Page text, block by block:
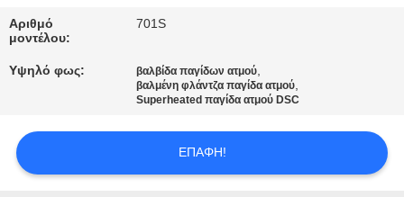
ΕΠΙΚΟΙΝΩΝΉΣΤΕ
ΜΑΖΊ
ΕΙΔΉΣΕΙΣ
Αριθμό
μοντέλου:
701S
Υψηλό φως: βαλβίδα παγίδων ατμού,
βαλμένη φλάντζα παγίδα ατμού,
Superheated παγίδα ατμού DSC
ΕΠΑΦΉ!